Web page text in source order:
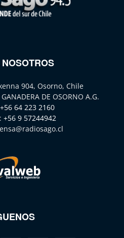
904, Osorno, Chile
DE OSORNO A.G.
+56 64 223 2160
+56 9 57244942